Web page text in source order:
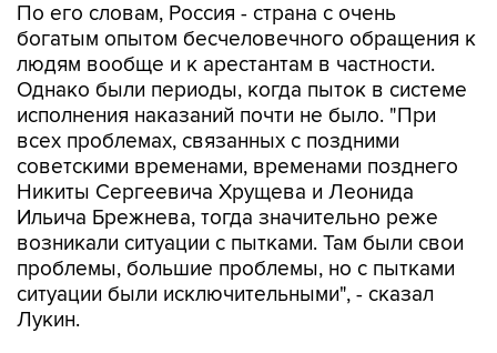
По его словам, Россия - страна с очень
богатым опытом бесчеловечного обращения к
людям вообще и к арестантам в частности.
Однако были периоды, когда пыток в системе
исполнения наказаний почти не было. "При
всех проблемах, связанных с поздними
советскими временами, временами позднего
Никиты Сергеевича Хрущева и Леонида
Ильича Брежнева, тогда значительно реже
возникали ситуации с пытками. Там были свои
проблемы, большие проблемы, но с пытками
ситуации были исключительными", - сказал
Лукин.